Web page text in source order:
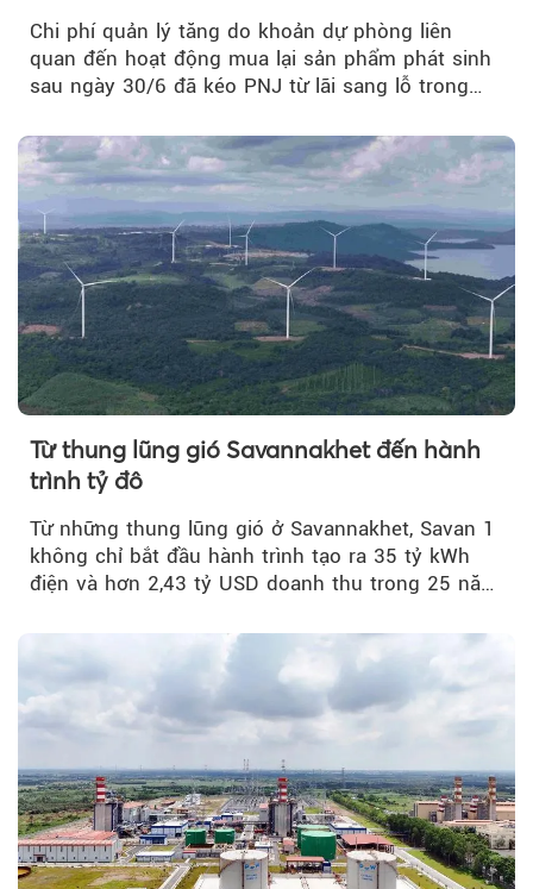
Chi phí quản lý tăng do khoản dự phòng liên
quan đến hoạt động mua lại sản phẩm phát sinh
sau ngày 30/6 đã kéo PNJ từ lãi sang lỗ trong
Từ thung lũng gió Savannakhet đến hành
trình tỷ đô
Từ những thung lũng gió ở Savannakhet, Savan 1
không chỉ bắt đầu hành trình tạo ra 35 tỷ kWh
điện và hơn 2,43 tỷ USD doanh thu trong 25 năm